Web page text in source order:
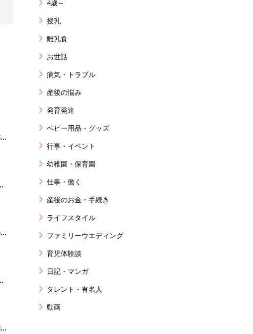
4歳～
授乳
離乳食
お世話
病気・トラブル
産後の悩み
発育発達
ベビー用品・グッズ
行事・イベント
幼稚園・保育園
仕事・働く
産後のお金・手続き
ライフスタイル
ファミリーウエディング
育児体験談
日記・マンガ
タレント・有名人
動画